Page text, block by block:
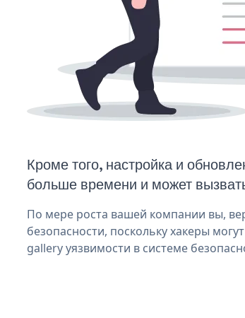
Кроме того, настройка и
больше времени и может
По мере роста вашей компании вы,
безопасности, поскольку хакеры
gallery уязвимости в системе